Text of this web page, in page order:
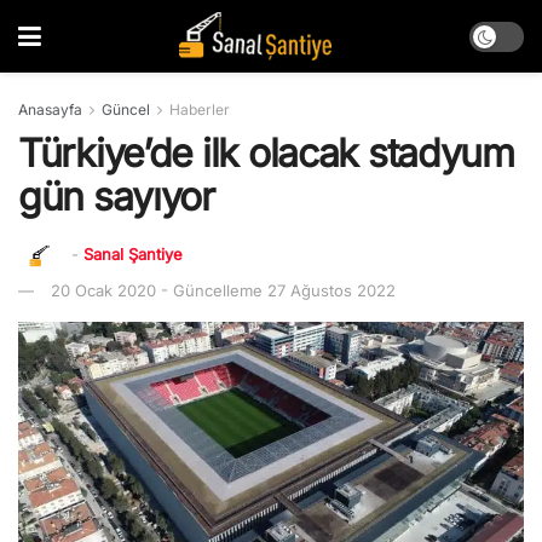
Anasayfa Güncel Haberler
Türkiye’de ilk olacak stadyum
gün sayıyor
- Sanal Şantiye
20 Ocak 2020 - Güncelleme 27 Ağustos 2022